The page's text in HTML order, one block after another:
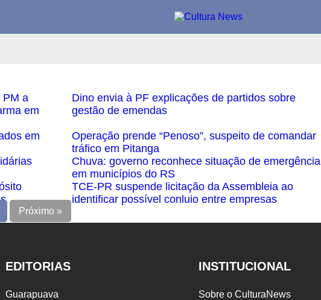
PM a
em
Dino envia à PF explicações de partidos sobre
gestão de emendas
em
Operação prende “Penoso”, suspeito de comandar
tráfico em Pitanga
Chuva: governo reconhece situação de emergência
em municípios do RS
TCE-PR suspende licitação da Assembleia ao
identificar possível conluio entre empresas
Próximo »
EDITORIAS
Guarapuava
INSTITUCIONAL
Sobre o CulturaNews